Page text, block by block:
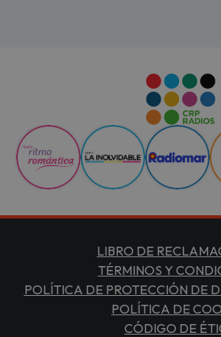
LIBRO DE
TÉRMINOS Y
POLÍTICA DE PROTECCIÓN DE
POLÍTICA DE
CÓDIGO DE